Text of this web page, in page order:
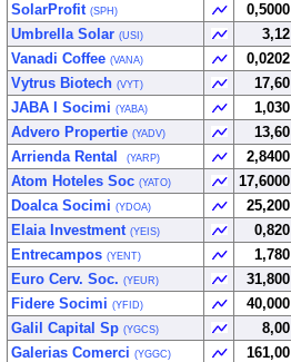
SolarProfit (SPH) 0,5000
Umbrella Solar (USI) 3,12
Vanadi Coffee (VANA) 0,0202
Vytrus Biotech (VYT) 17,60
JABA I Socimi (YABA) 1,030
Advero Propertie (YADV) 13,60
Arrienda Rental (YARP) 2,8400
Atom Hoteles Soc (YATO) 17,6000
Doalca Socimi (YDOA) 25,200
Elaia Investment (YEIS) 0,820
Entrecampos (YENT) 1,780
Euro Cerv. Soc. (YEUR) 31,800
Fidere Socimi (YFID) 40,000
Galil Capital Sp (YGCS) 8,00
Galerias Comerci (YGGC) 161,00